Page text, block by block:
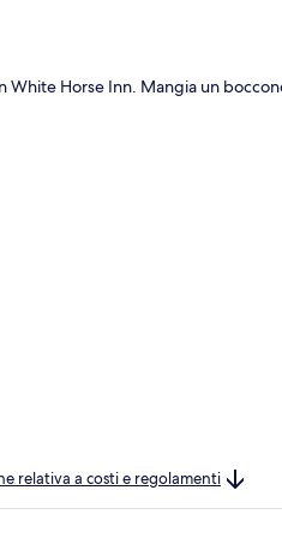
White Horse Inn. Mangia un
relativa a costi e regolamenti